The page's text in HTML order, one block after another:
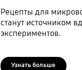
Рецепты для
станут источником
экспериментов.
Узнать больше